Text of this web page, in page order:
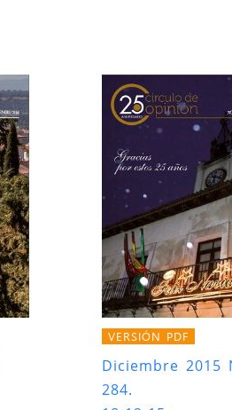
VERSIÓN PDF
Diciembre 2015
284.